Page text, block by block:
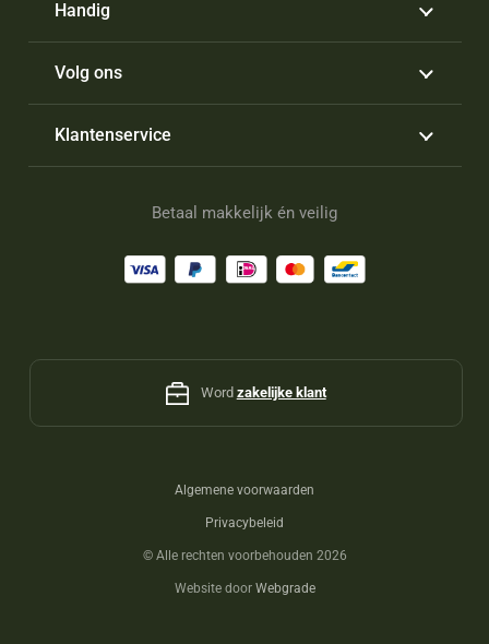
Handig
Volg ons
Klantenservice
Betaal makkelijk én veilig
Word zakelijke klant
Algemene voorwaarden
Privacybeleid
© Alle rechten voorbehouden 2026
Website door Webgrade